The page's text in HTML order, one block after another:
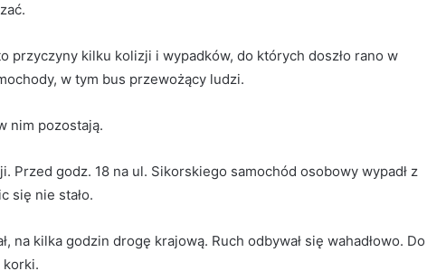
przyczyny kilku kolizji i wypadków, do których doszło rano w
w tym bus przewożący ludzi.
nim pozostają.
Przed godz. 18 na ul. Sikorskiego samochód osobowy wypadł z
się nie stało.
na kilka godzin drogę krajową. Ruch odbywał się wahadłowo. Do